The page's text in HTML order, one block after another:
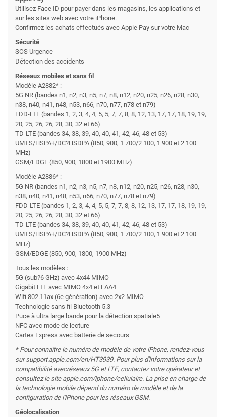
Utilisez Face ID pour payer dans les magasins, les applications et
sur les sites web avec votre iPhone.
Confirmez les achats effectués avec Apple Pay sur votre Mac
Sécurité
SOS Urgence
Détection des accidents
Réseaux mobiles et sans fil
Modèle A2882* :
5G NR (bandes n1, n2, n3, n5, n7, n8, n12, n20, n25, n26, n28, n30,
n38, n40, n41, n48, n53, n66, n70, n77, n78 et n79)
FDD-LTE (bandes 1, 2, 3, 4, 4, 5, 5, 7, 7, 8, 8, 12, 13, 17, 17, 18, 19, 19,
20, 25, 26, 26, 28, 30, 32 et 66)
TD-LTE (bandes 34, 38, 39, 40, 40, 41, 42, 46, 48 et 53)
UMTS/HSPA+/DC?HSDPA (850, 900, 1 700/2 100, 1 900 et 2 100
MHz)
GSM/EDGE (850, 900, 1800 et 1900 MHz)
Modèle A2886* :
5G NR (bandes n1, n2, n3, n5, n7, n8, n12, n20, n25, n26, n28, n30,
n38, n40, n41, n48, n53, n66, n70, n77, n78 et n79)
FDD-LTE (bandes 1, 2, 3, 4, 4, 5, 5, 7, 7, 8, 8, 12, 13, 17, 17, 18, 19, 19,
20, 25, 26, 26, 28, 30, 32 et 66)
TD-LTE (bandes 34, 38, 39, 40, 40, 41, 42, 46, 48 et 53)
UMTS/HSPA+/DC?HSDPA (850, 900, 1 700/2 100, 1 900 et 2 100
MHz)
GSM/EDGE (850, 900, 1800, 1900 MHz)
Tous les modèles :
5G (sub?6 GHz) avec 4x44 MIMO
Gigabit LTE avec MIMO 4x4 et LAA4
Wifi 802.11ax (6e génération) avec 2x2 MIMO
Technologie sans fil Bluetooth 5.3
Puce à ultra large bande pour la détection spatiale5
NFC avec mode de lecture
Cartes Express avec batterie de secours
* Pour connaître le numéro de modèle de votre iPhone, rendez-vous
sur support.apple.com/en/HT3939. Pour plus d'informations sur la
compatibilité avecréseaux 5G et LTE, contactez votre opérateur et
consultez le site apple.com/iphone/cellulaire. La prise en charge de
la technologie mobile dépend du numéro de modèle et de la
configuration de l'iPhone pour les réseaux GSM.
Géolocalisation